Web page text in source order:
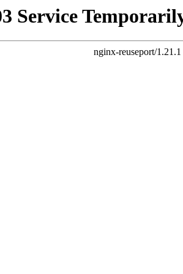
Service
nginx-reuseport/1.21.1